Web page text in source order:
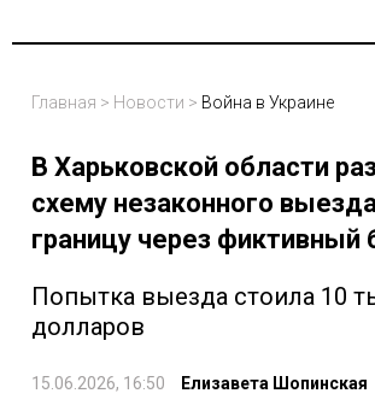
Главная > Новости > Война в Украине
В Харьковской области
схему незаконного
границу через фиктивный
Попытка выезда стоила 10
долларов
15.06.2026, 16:50 Елизавета Шопинская